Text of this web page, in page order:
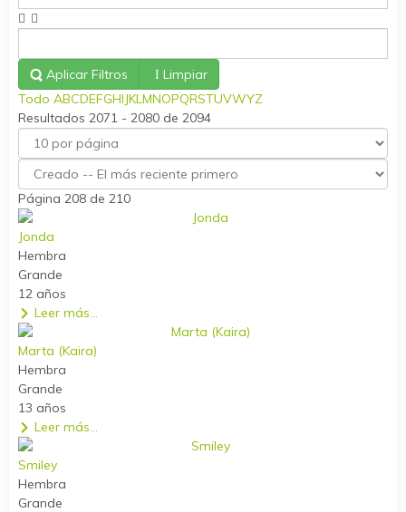
Aplicar Filtros
Limpiar
Todo ABCDEFGHIJKLMNOPQRSTUVWYZ
Resultados 2071 - 2080 de 2094
Página 208 de 210
Jonda
Hembra
Grande
12 años
Leer más...
Marta (Kaira)
Hembra
Grande
13 años
Leer más...
Smiley
Hembra
Grande